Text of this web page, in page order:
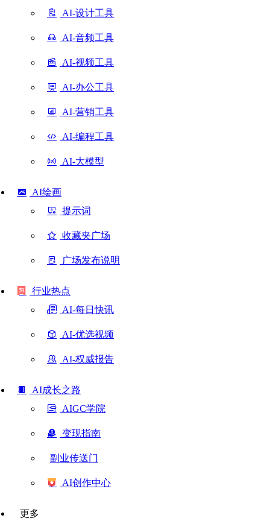
AI-设计工具
AI-音频工具
AI-视频工具
AI-办公工具
AI-营销工具
AI-编程工具
AI-大模型
AI绘画
提示词
收藏夹广场
广场发布说明
行业热点
AI-每日快讯
AI-优选视频
AI-权威报告
AI成长之路
AIGC学院
变现指南
副业传送门
AI创作中心
更多